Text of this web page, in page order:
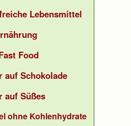
Lebensmittel
Food
auf Schokolade
auf Süßes
ohne Kohlenhydrate